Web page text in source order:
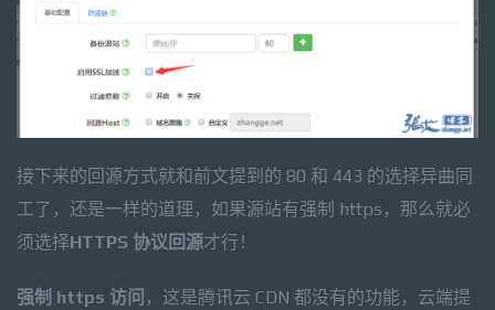
接下来的回源方式就和前文提到的 80 和 443 的选择异曲同
工了，还是一样的道理，如果源站有强制 https，那么就必
须选择HTTPS 协议回源才行！
强制 https 访问 ，这是腾讯云 CDN 都没有的功能，云端提